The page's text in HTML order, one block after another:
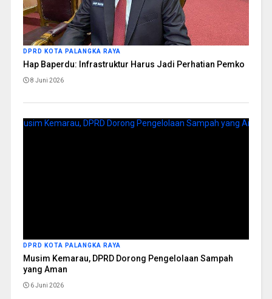
DPRD KOTA PALANGKA RAYA
Hap Baperdu: Infrastruktur Harus Jadi Perhatian Pemko
8 Juni 2026
DPRD KOTA PALANGKA RAYA
Musim Kemarau, DPRD Dorong Pengelolaan Sampah
yang Aman
6 Juni 2026